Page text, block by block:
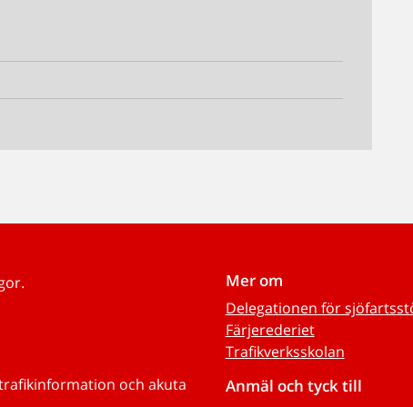
och akuta
Mer om
Delegationen för
Färjerederiet
Trafikverksskolan
Anmäl och tyck till